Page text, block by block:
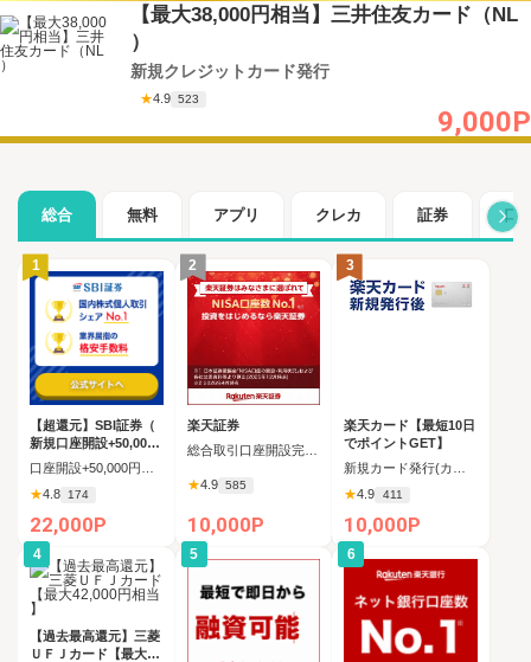
【最大38,000円相当】三井住友カード（NL
）
新規クレジットカード発行
★4.9 523
9,000P
総合 無料 アプリ クレカ 証券 口
1
【超還元】SBI証券（
新規口座開設+50,000
円以上入金）
★4.8 174
22,000P
2
楽天証券
総合取引口座開設完了後、 30日以内に楽天証券口座へ5万円以上の入金完了
★4.9 585
10,000P
3
楽天カード【最短10日
でポイントGET】
★4.9 411
10,000P
4
【過去最高還元】三菱
ＵＦＪカード【最大42
5 6